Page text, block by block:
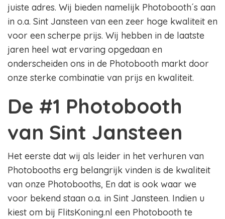
juiste adres. Wij bieden namelijk Photobooth´s aan
in o.a. Sint Jansteen van een zeer hoge kwaliteit en
voor een scherpe prijs. Wij hebben in de laatste
jaren heel wat ervaring opgedaan en
onderscheiden ons in de Photobooth markt door
onze sterke combinatie van prijs en kwaliteit.
De #1 Photobooth
van Sint Jansteen
Het eerste dat wij als leider in het verhuren van
Photobooths erg belangrijk vinden is de kwaliteit
van onze Photobooths, En dat is ook waar we
voor bekend staan o.a. in Sint Jansteen. Indien u
kiest om bij FlitsKoning.nl een Photobooth te